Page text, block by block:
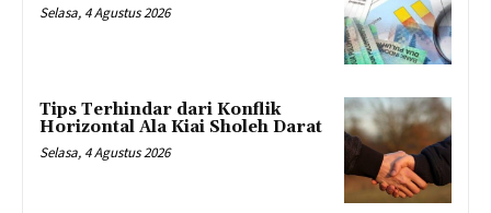
Selasa, 4 Agustus 2026
Tips Terhindar dari Konflik
Horizontal Ala Kiai Sholeh Darat
Selasa, 4 Agustus 2026